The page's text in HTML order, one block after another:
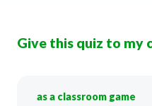
Give this quiz to my
as a classroom game